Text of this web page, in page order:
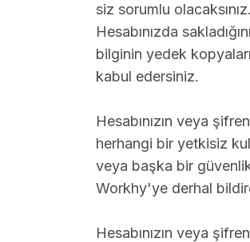
siz sorumlu olacaksınız.
Hesabınızda
bilginin yedek
kabul edersiniz.
Hesabınızın veya
herhangi bir yetkisiz
veya başka bir
Workhy'ye derhal
Hesabınızın veya